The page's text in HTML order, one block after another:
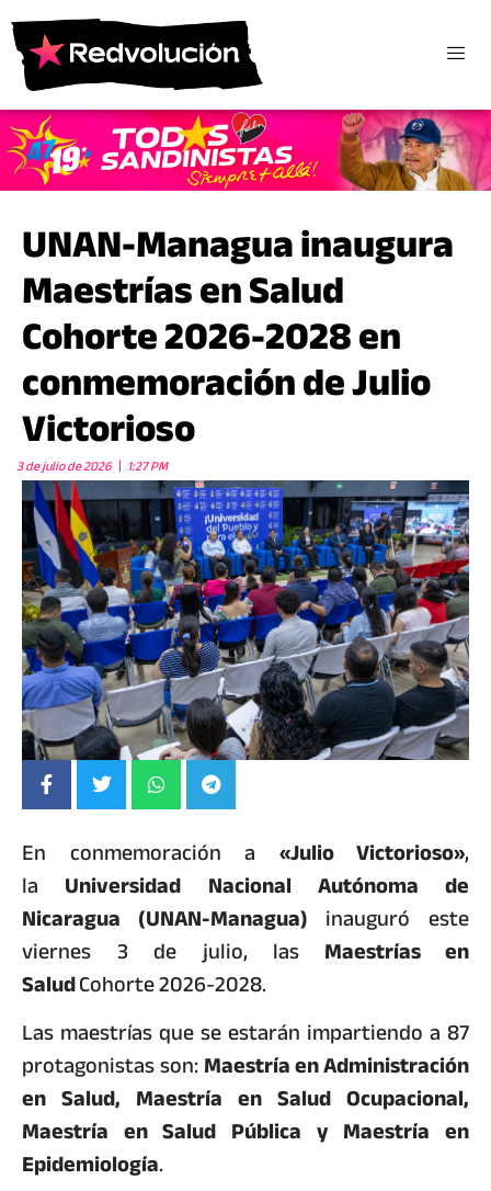
UNAN-Managua inaugura
Maestrías en Salud
Cohorte 2026-2028 en
conmemoración de Julio
Victorioso
3 de julio de 2026 1:27 PM
En conmemoración a «Julio Victorioso»,
la Universidad Nacional Autónoma de
Nicaragua (UNAN-Managua) inauguró este
viernes 3 de julio, las Maestrías en
SaludCohorte 2026-2028.
Las maestrías que se estarán impartiendo a 87
protagonistas son:Maestría en Administración
en Salud, Maestría en Salud Ocupacional,
Maestría en Salud Pública y Maestría en
Epidemiología.